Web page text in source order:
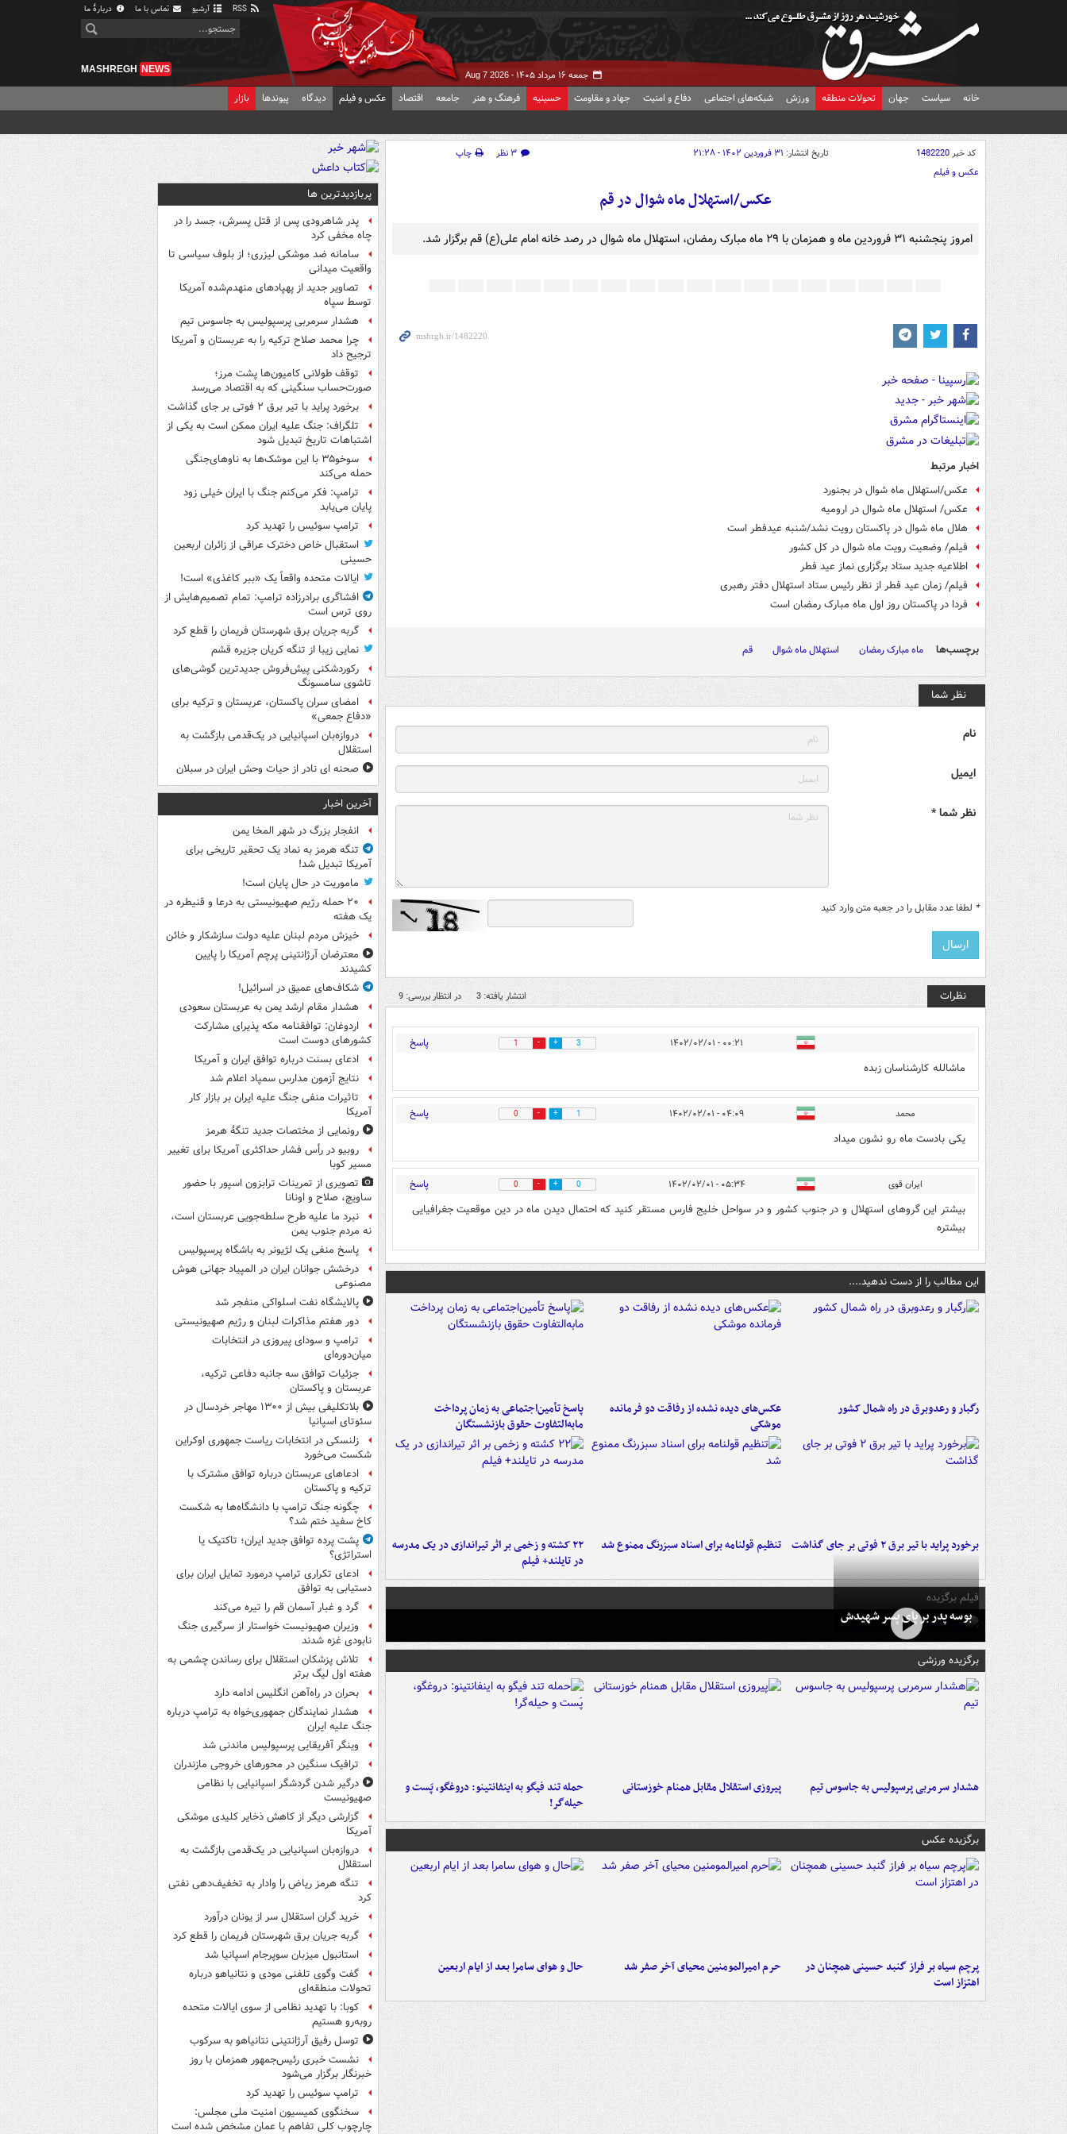
آرشیو تماس با ما دربارهٔ ما
جمعه ۱۶ مرداد ۱۴۰۵ - Aug 7 2026
MASHREGH NEWS
خانه سیاست جهان تحولات منطقه ورزش شبکه‌های اجتماعی دفاع و امنیت جهاد و مقاومت حسینیه فرهنگ و هنر جامعه اقتصاد عکس و فیلم دیدگاه پیوندها بازار
کد خبر1482220 تاریخ انتشار: ۳۱ فروردین ۱۴۰۲ - ۲۱:۲۸ ۳ نظر
چاپ
عکس و فیلم
عکس/استهلال ماه شوال در قم
امروز پنجشنبه ۳۱ فروردین ماه و همزمان با ۲۹ ماه مبارک رمضان، استهلال ماه شوال در رصد خانه امام علی(ع) قم برگزار شد.
اخبار مرتبط
عکس/استهلال ماه شوال در بجنورد
عکس/ استهلال ماه شوال در ارومیه
هلال ماه شوال در پاکستان رویت نشد/‌شنبه عیدفطر است
فیلم/ وضعیت رویت ماه شوال در کل کشور
اطلاعیه جدید ستاد برگزاری نماز عید فطر
فیلم/ زمان عید فطر از نظر رئیس ستاد استهلال دفتر رهبری
فردا در پاکستان روز اول ماه مبارک رمضان است
برچسب‌ها ماه مبارک رمضان استهلال ماه شوال قم
نظر شما
نام
ایمیل
نظر شما *
* لطفا عدد مقابل را در جعبه متن وارد کنید
نظرات انتشار یافته: 3 در انتظار بررسی: 9
۰۰:۲۱ - ۱۴۰۲/۰۲/۰۱ 3
1 پاسخ
ماشالله کارشناسان زبده
محمد ۰۴:۰۹ - ۱۴۰۲/۰۲/۰۱ 1
0 پاسخ
یکی بادست ماه رو نشون میداد
ایران قوی ۰۵:۳۴ - ۱۴۰۲/۰۲/۰۱ 0
0 پاسخ
بیشتر این گروهای استهلال و در جنوب کشور و در سواحل خلیج فارس مستقر کنید که احتمال دیدن ماه در دین موقعیت جغرافیایی
بیشتره
این مطالب را از دست ندهید....
رگبار و رعدوبرق در راه شمال کشور
عکس‌های دیده نشده از رفاقت دو فرمانده‌
موشکی
پاسخ تأمین‌اجتماعی به زمان پرداخت
مابه‌التفاوت حقوق بازنشستگان
برخورد پراید با تیر برق ۲ فوتی بر جای گذاشت تنظیم قولنامه برای اسناد سبزرنگ ممنوع شد
۲۲ کشته و زخمی بر اثر تیراندازی در یک مدرسه
در تایلند+ فیلم
فیلم برگزیده
بوسه‌ پدر بر پای پسر شهیدش
برگزیده ورزشی
هشدار سرمربی پرسپولیس به جاسوس تیم پیروزی استقلال مقابل همنام خوزستانی
حمله تند فیگو به اینفانتینو: دروغگو، پَست‌ و
حیله‌گر!
برگزیده عکس
پرچم سیاه بر فراز گنبد حسینی همچنان در
اهتزاز است
حرم امیرالمومنین محیای آخر صفر شد حال و هوای سامرا بعد از ایام اربعین
پربازدیدترین ها
پدر شاهرودی پس از قتل پسرش، جسد را در
چاه مخفی کرد
سامانه ضد موشکی لیزری؛ از بلوف سیاسی تا
واقعیت میدانی
تصاویر جدید از پهپادهای منهدم‌شده آمریکا
توسط سپاه
هشدار سرمربی پرسپولیس به جاسوس تیم
چرا محمد صلاح ترکیه را به عربستان و آمریکا
ترجیح داد
توقف طولانی کامیون‌ها پشت مرز؛
صورت‌حساب سنگینی که به اقتصاد می‌رسد
برخورد پراید با تیر برق ۲ فوتی بر جای گذاشت
تلگراف: جنگ علیه ایران ممکن است به یکی از
اشتباهات تاریخ تبدیل شود
سوخو۳۵ با این موشک‌ها به ناوهای‌جنگی
حمله می‌کند
ترامپ: فکر می‌کنم جنگ با ایران خیلی زود
پایان می‌یابد
ترامپ سوئیس را تهدید کرد
استقبال خاص دخترک عراقی از زائران اربعین
حسینی
ایالات متحده واقعاً یک «ببر کاغذی» است!
افشاگری برادرزاده ترامپ: تمام تصمیم‌هایش از
روی ترس است
گربه جریان برق شهرستان فریمان را قطع کرد
نمایی زیبا از تنگه کریان جزیره قشم
رکوردشکنی پیش‌فروش جدیدترین گوشی‌های
تاشوی سامسونگ
امضای سران پاکستان، عربستان و ترکیه برای
«دفاع جمعی»
دروازه‌بان اسپانیایی در یک‌قدمی بازگشت به
استقلال
صحنه ای نادر از حیات وحش ایران در سبلان
آخرین اخبار
انفجار بزرگ در شهر المخا یمن
تنگه هرمز به نماد یک تحقیر تاریخی برای
آمریکا تبدیل شد!
ماموریت در حال پایان است!
۲۰ حمله رژیم صهیونیستی به درعا و قنیطره در
یک هفته
خیزش مردم لبنان علیه دولت سازشکار و خائن
معترضان آرژانتینی پرچم آمریکا را پایین
کشیدند
شکاف‌های عمیق در اسرائیل!
هشدار مقام ارشد یمن به عربستان سعودی
اردوغان: توافقنامه مکه پذیرای مشارکت
کشورهای دوست است
ادعای بسنت درباره توافق ایران و آمریکا
نتایج آزمون مدارس سمپاد اعلام شد
تاثیرات منفی جنگ علیه ایران بر بازار کار
آمریکا
رونمایی از مختصات جدید تنگۀ هرمز
روبیو در رأس فشار حداکثری آمریکا برای تغییر
مسیر کوبا
تصویری از تمرینات ترابزون اسپور با حضور
ساویچ، صلاح و اونانا
نبرد ما علیه طرح سلطه‌جویی عربستان است،
نه مردم جنوب یمن
پاسخ منفی یک لژیونر به باشگاه پرسپولیس
درخشش جوانان ایران در المپیاد جهانی هوش
مصنوعی
پالایشگاه نفت اسلواکی منفجر شد
دور هفتم مذاکرات لبنان و رژیم صهیونیستی
ترامپ و سودای پیروزی در انتخابات
میان‌دوره‌ای
جزئیات توافق سه جانبه دفاعی ترکیه،
عربستان و پاکستان
بلاتکلیفی بیش از ۱۳۰۰ مهاجر خردسال در
سئوتای اسپانیا
زلنسکی در انتخابات ریاست جمهوری اوکراین
شکست می‌خورد
ادعاهای عربستان درباره توافق مشترک با
ترکیه و پاکستان
چگونه جنگ ترامپ با دانشگاه‌ها به شکست
کاخ سفید ختم شد؟
پشت پرده توافق جدید ایران؛ تاکتیک یا
استراتژی؟
ادعای تکراری ترامپ درمورد تمایل ایران برای
دستیابی به توافق
گرد و غبار آسمان قم را تیره می‌کند
وزیران صهیونیست خواستار از سرگیری جنگ
نابودی غزه شدند
تلاش پزشکان استقلال برای رساندن چشمی به
هفته اول لیگ برتر
بحران در راه‌آهن انگلیس ادامه دارد
هشدار نمایندگان جمهوری‌خواه به ترامپ درباره
جنگ علیه ایران
وینگر آفریقایی پرسپولیس ماندنی شد
ترافیک سنگین در محورهای خروجی مازندران
درگیر شدن گردشگر اسپانیایی با نظامی
صهیونیست
گزارشی دیگر از کاهش ذخایر کلیدی موشکی
آمریکا
دروازه‌بان اسپانیایی در یک‌قدمی بازگشت به
استقلال
تنگه هرمز ریاض را وادار به تخفیف‌دهی نفتی
کرد
خرید گران استقلال سر از یونان درآورد
گربه جریان برق شهرستان فریمان را قطع کرد
استانبول میزبان سوپرجام اسپانیا شد
گفت وگوی تلفنی مودی و نتانیاهو درباره
تحولات منطقه‌ای
کوبا: با تهدید نظامی از سوی ایالات متحده
روبه‌رو هستیم
توسل رفیق آرژانتینی نتانیاهو به سرکوب
نشست خبری رئیس‌جمهور همزمان با روز
خبرنگار برگزار می‌شود
ترامپ سوئیس را تهدید کرد
سخنگوی کمیسیون امنیت ملی مجلس:
چارچوب کلی تفاهم با عمان مشخص شده است